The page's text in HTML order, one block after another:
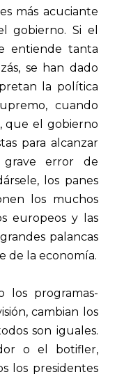
más acuciante
gobierno. Si el
entiende tanta
se han dado
la política
cuando
que el gobierno
para alcanzar
error de
los panes
los muchos
europeos y las
palancas
de la economía.
los programas-
cambian los
son iguales.
o el botifler,
los presidentes